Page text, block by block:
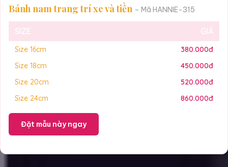
Bánh nam trang trí xe và tiền – Mã HANNIE-315
SIZE GIÁ
Size 16cm
380.000đ
Size 18cm
450.000đ
Size 20cm
520.000đ
Size 24cm
860.000đ
Đặt mẫu này ngay